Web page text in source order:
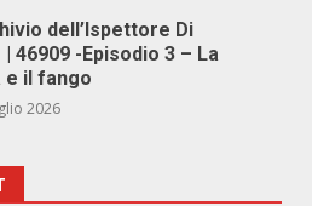
dell’Ispettore Di
| 46909 -Episodio 3 – La
il fango
2026